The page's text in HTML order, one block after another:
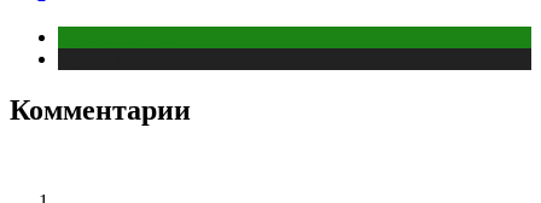
Комментарии